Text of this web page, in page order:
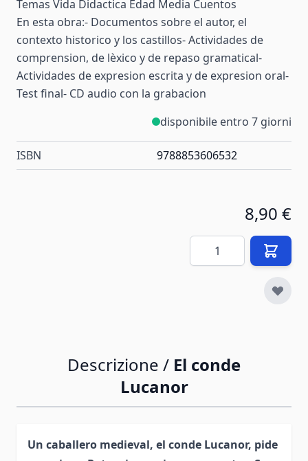
Temas Vida Didactica Edad Media Cuentos
En esta obra:- Documentos sobre el autor, el
contexto historico y los castillos- Actividades de
comprension, de lèxico y de repaso gramatical-
Actividades de expresion escrita y de expresion oral-
Test final- CD audio con la grabacion
disponibile entro 7 giorni
ISBN 9788853606532
8,90 €
Quantità
Descrizione / El conde
Lucanor
Un caballero medieval, el conde Lucanor, pide